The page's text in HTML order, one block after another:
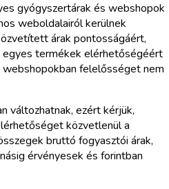
gyógyszertárak és webshopok
weboldalairól kerülnek
árak pontosságáért,
termékek elérhetőségéért
felelősséget nem
változhatnak, ezért kérjük,
közvetlenül a
bruttó fogyasztói árak,
érvényesek és forintban